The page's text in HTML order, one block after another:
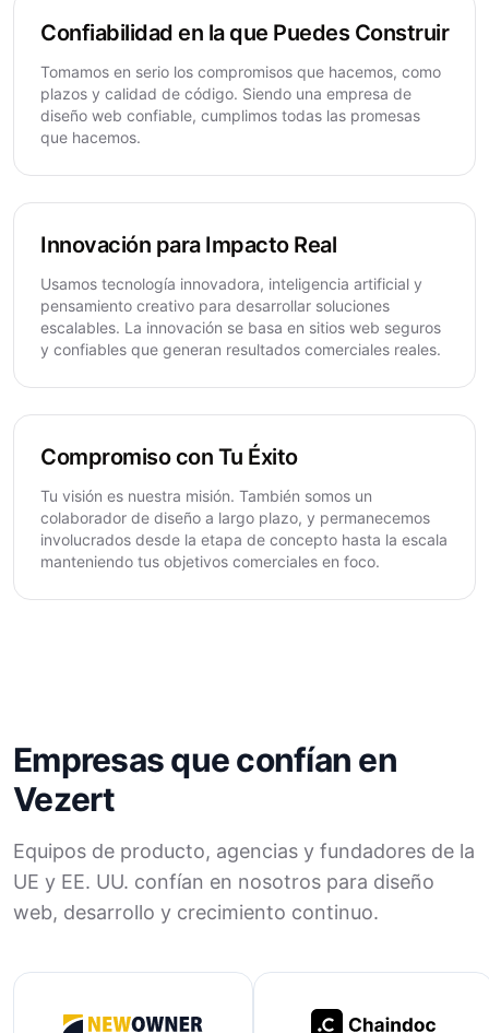
Confiabilidad en la que Puedes Construir
Tomamos en serio los compromisos que hacemos, como
plazos y calidad de código. Siendo una empresa de
diseño web confiable, cumplimos todas las promesas
que hacemos.
Innovación para Impacto Real
Usamos tecnología innovadora, inteligencia artificial y
pensamiento creativo para desarrollar soluciones
escalables. La innovación se basa en sitios web seguros
y confiables que generan resultados comerciales reales.
Compromiso con Tu Éxito
Tu visión es nuestra misión. También somos un
colaborador de diseño a largo plazo, y permanecemos
involucrados desde la etapa de concepto hasta la escala
manteniendo tus objetivos comerciales en foco.
Empresas que confían en
Vezert
Equipos de producto, agencias y fundadores de la
UE y EE. UU. confían en nosotros para diseño
web, desarrollo y crecimiento continuo.